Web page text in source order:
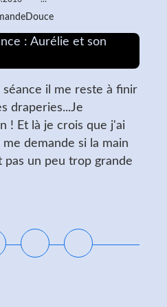
il me reste à finir
draperies...Je
! Et là je crois que j'ai
demande si la main
un peu trop grande